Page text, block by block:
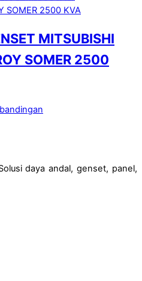
MITSUBISHI
SOMER 2500
daya andal, genset, panel,